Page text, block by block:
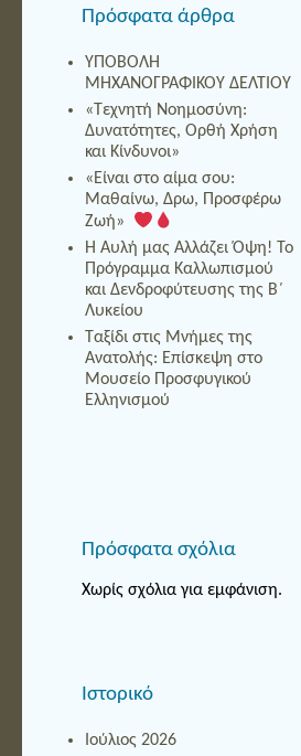
Πρόσφατα άρθρα
ΥΠΟΒΟΛΗ
ΜΗΧΑΝΟΓΡΑΦΙΚΟΥ ΔΕΛΤΙΟΥ
«Τεχνητή Νοημοσύνη:
Δυνατότητες, Ορθή Χρήση
και Κίνδυνοι»
«Είναι στο αίμα σου:
Μαθαίνω, Δρω, Προσφέρω
Ζωή»
Η Αυλή μας Αλλάζει Όψη! Το
Πρόγραμμα Καλλωπισμού
και Δενδροφύτευσης της Β΄
Λυκείου
Ταξίδι στις Μνήμες της
Ανατολής: Επίσκεψη στο
Μουσείο Προσφυγικού
Ελληνισμού
Πρόσφατα σχόλια
Χωρίς σχόλια για εμφάνιση.
Ιστορικό
Ιούλιος 2026